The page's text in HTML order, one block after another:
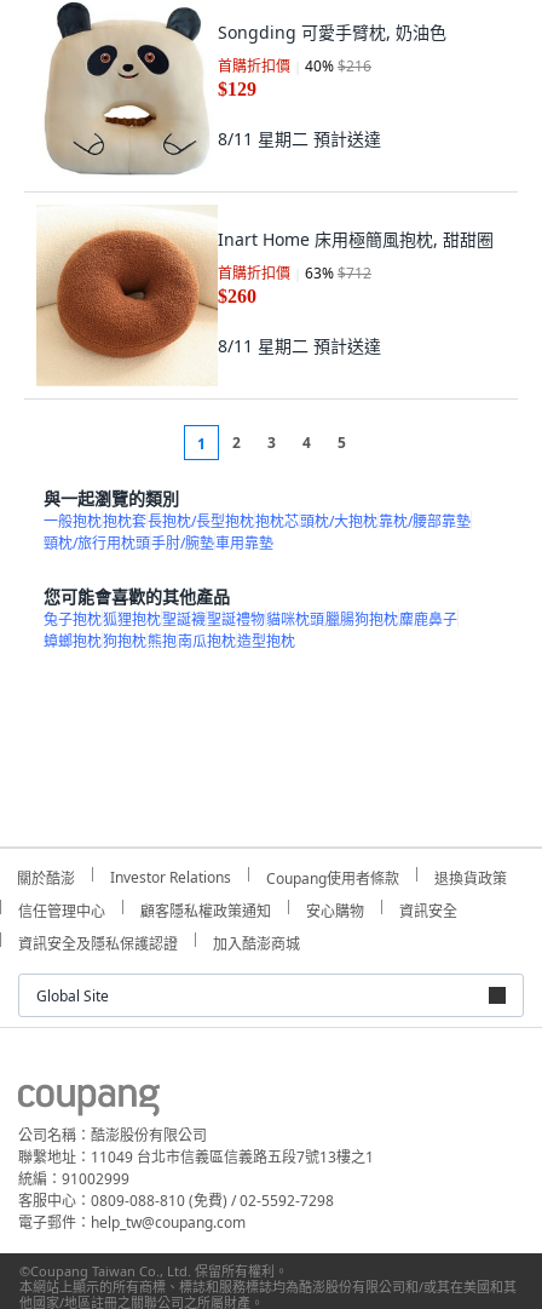
Songding 可愛手臂枕, 奶油色
首購折扣價 40%$216
$129
8/11 星期二 預計送達
Inart Home 床用極簡風抱枕, 甜甜圈
首購折扣價 63%$712
$260
8/11 星期二 預計送達
1 2 3 4 5
與一起瀏覽的類別
一般抱枕抱枕套長抱枕/長型抱枕抱枕芯頭枕/大抱枕靠枕/腰部靠墊
頸枕/旅行用枕頭手肘/腕墊車用靠墊
您可能會喜歡的其他產品
兔子抱枕狐狸抱枕聖誕襪聖誕禮物貓咪枕頭臘腸狗抱枕麋鹿鼻子
蟑螂抱枕狗抱枕熊抱南瓜抱枕造型抱枕
關於酷澎 Investor Relations Coupang使用者條款
退換貨政策
信任管理中心
顧客隱私權政策通知 安心購物
資訊安全
資訊安全及隱私保護認證
加入酷澎商城
Global Site
公司名稱：酷澎股份有限公司
聯繫地址：11049 台北市信義區信義路五段7號13樓之1
統編：91002999
客服中心：0809-088-810 (免費) / 02-5592-7298
電子郵件：help_tw@coupang.com
©Coupang Taiwan Co., Ltd. 保留所有權利。
本網站上顯示的所有商標、標誌和服務標誌均為酷澎股份有限公司和/或其在美國和其
他國家/地區註冊之關聯公司之所屬財產。